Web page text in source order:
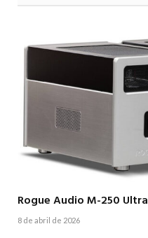
Rogue Audio M-250 Ultra
8 de abril de 2026